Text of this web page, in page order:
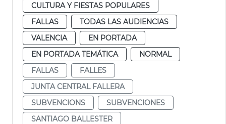
CULTURA Y FIESTAS POPULARES
FALLAS
TODAS LAS AUDIENCIAS
VALENCIA
EN PORTADA
EN PORTADA TEMÁTICA
NORMAL
FALLAS
FALLES
JUNTA CENTRAL FALLERA
SUBVENCIONS
SUBVENCIONES
SANTIAGO BALLESTER